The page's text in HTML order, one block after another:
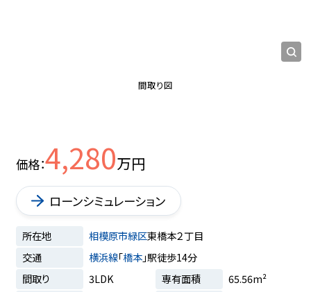
間取り図
価格 4,280万円
ローンシミュレーション
所在地 相模原市緑区東橋本２丁目
交通
横浜線「橋本」駅徒歩14分
間取り
3LDK 専有面積
65.56m²